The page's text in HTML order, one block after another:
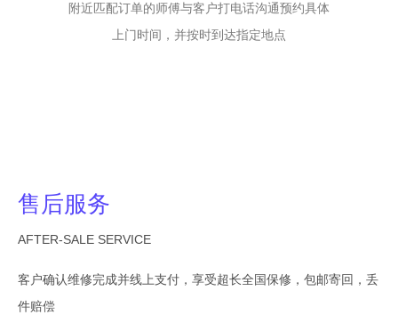
附近匹配订单的师傅与客户打电话沟通预约具体
上门时间，并按时到达指定地点
售后服务
AFTER-SALE SERVICE
客户确认维修完成并线上支付，享受超长全国保修，包邮寄回，丢
件赔偿